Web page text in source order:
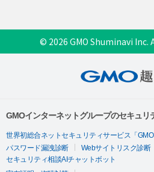
© 2026 GMO Shuminavi Inc.